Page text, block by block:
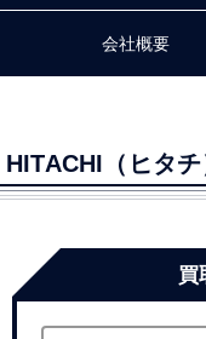
会社概要
HITACHI（ヒタ
買